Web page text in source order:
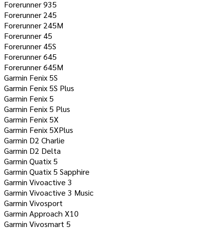
Forerunner 935
Forerunner 245
Forerunner 245M
Forerunner 45
Forerunner 45S
Forerunner 645
Forerunner 645M
Garmin Fenix ​​5S
Garmin Fenix 5S Plus
Garmin Fenix 5
Garmin Fenix 5 Plus
Garmin Fenix 5X
Garmin Fenix 5XPlus
Garmin D2 Charlie
Garmin D2 Delta
Garmin Quatix 5
Garmin Quatix 5 Sapphire
Garmin Vivoactive 3
Garmin Vivoactive 3 Music
Garmin Vivosport
Garmin Approach X10
Garmin Vivosmart 5